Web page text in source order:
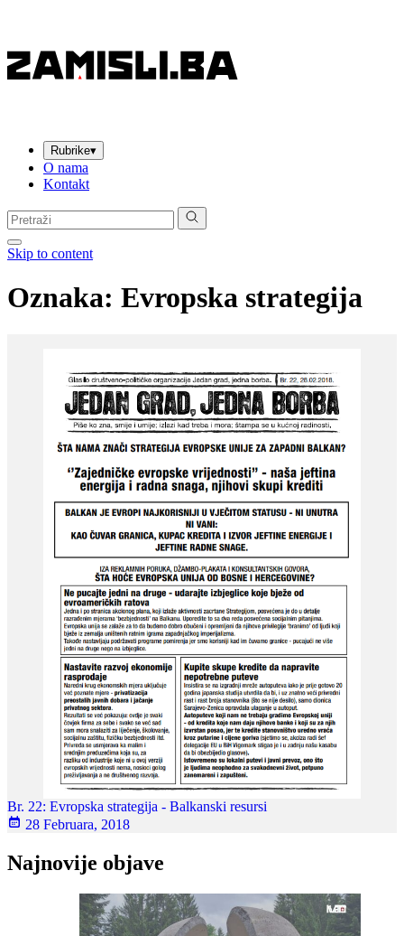
Rubrike▾
O nama
Kontakt
Pretraga:
Skip to content
Oznaka: Evropska strategija
Br. 22: Evropska strategija - Balkanski resursi
28 Februara, 2018
Najnovije objave